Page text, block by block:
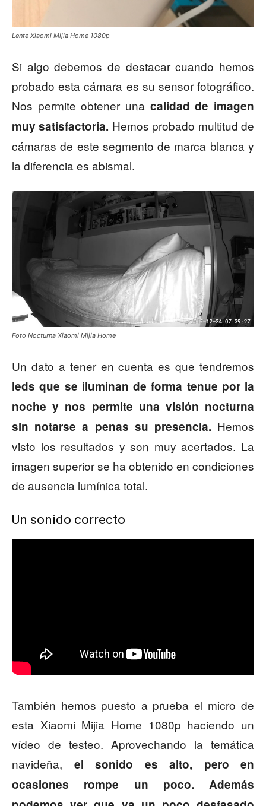
Lente Xiaomi Mijia Home 1080p
Si algo debemos de destacar cuando hemos
probado esta cámara es su sensor fotográfico.
Nos permite obtener una calidad de imagen
muy satisfactoria. Hemos probado multitud de
cámaras de este segmento de marca blanca y
la diferencia es abismal.
Foto Nocturna Xiaomi Mijia Home
Un dato a tener en cuenta es que tendremos
leds que se iluminan de forma tenue por la
noche y nos permite una visión nocturna
sin notarse a penas su presencia. Hemos
visto los resultados y son muy acertados. La
imagen superior se ha obtenido en condiciones
de ausencia lumínica total.
Un sonido correcto
También hemos puesto a prueba el micro de
esta Xiaomi Mijia Home 1080p haciendo un
vídeo de testeo. Aprovechando la temática
navideña, el
sonido es alto, pero en
ocasiones rompe un poco. Además